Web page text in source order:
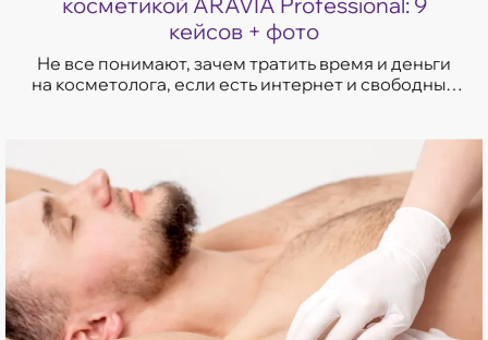
кейсов + фото
Не все понимают, зачем тратить время и деньги
на косметолога, если есть интернет и свободный